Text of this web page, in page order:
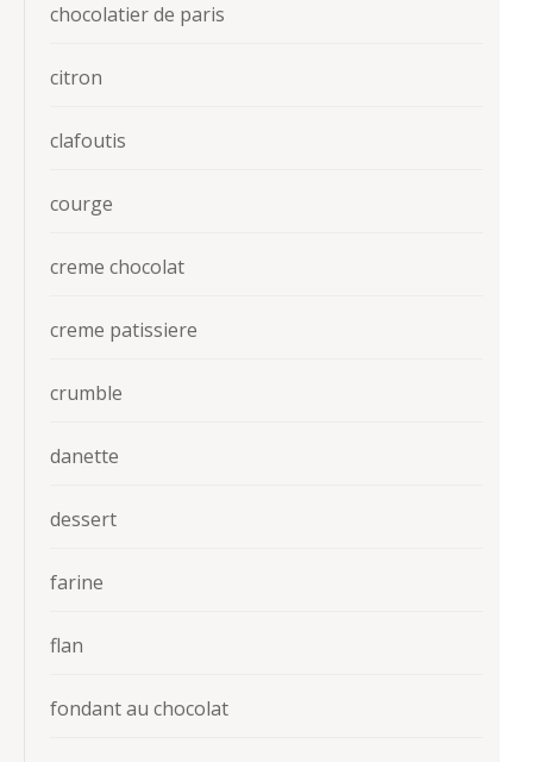
chocolatier de paris
citron
clafoutis
courge
creme chocolat
creme patissiere
crumble
danette
dessert
farine
flan
fondant au chocolat